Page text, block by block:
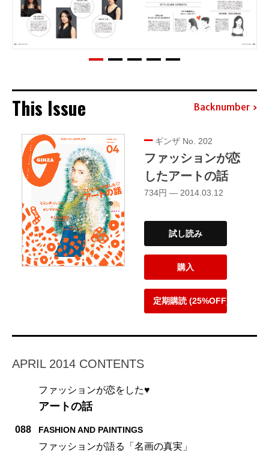
This Issue Backnumber
ギンザ No. 202
ファッションが恋
したアートの話
734円 — 2014.03.12
試し読み
購入
定期購読 (25%OFF)
APRIL 2014 CONTENTS
ファッションが恋をした♥
アートの話
088 FASHION AND PAINTINGS
ファッションが語る「名画の真実」